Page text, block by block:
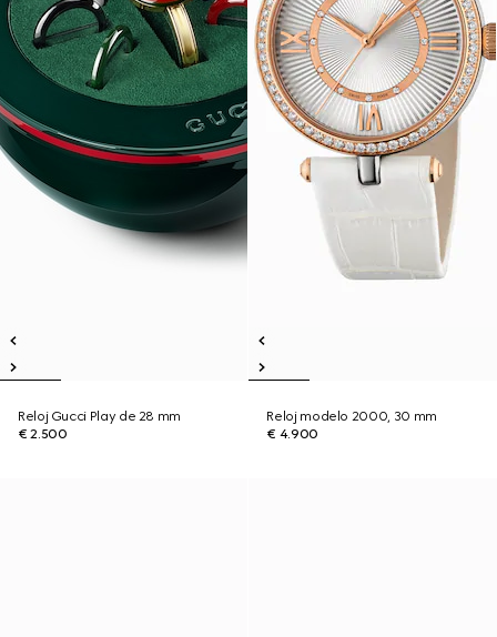
Reloj Gucci Play de 28 mm
€ 2.500
Reloj modelo 2000, 30 mm
€ 4.900